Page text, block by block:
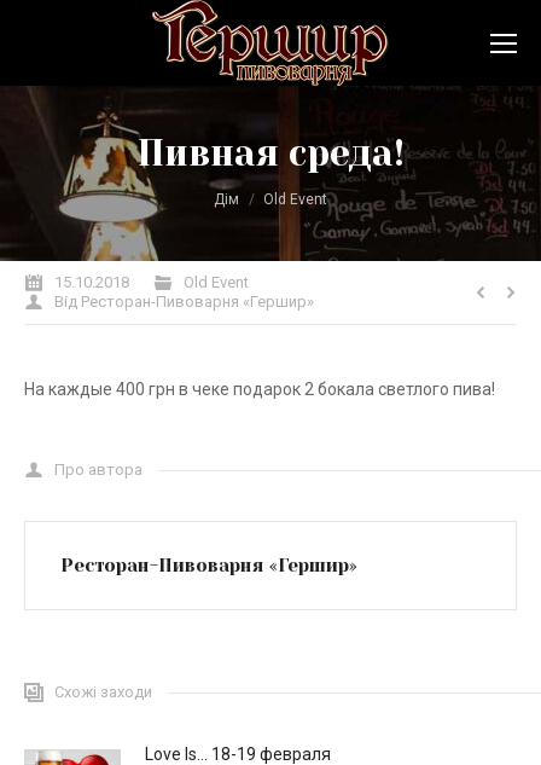
Пивная среда!
Ви тут: Дім Old Event
15.10.2018
Old Event
Від Ресторан-Пивоварня «Гершир»
На каждые 400 грн в чеке подарок 2 бокала светлого пива!
Про автора
Ресторан-Пивоварня «Гершир»
Схожі заходи
Love Is… 18-19 февраля